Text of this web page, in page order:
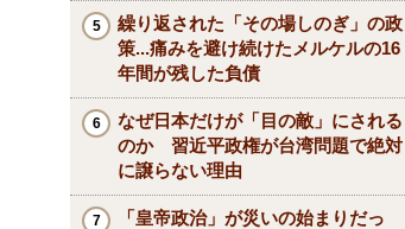
繰り返された「その場しのぎ」の政
策...痛みを避け続けたメルケルの16
年間が残した負債
なぜ日本だけが「目の敵」にされる
のか 習近平政権が台湾問題で絶対
に譲らない理由
「皇帝政治」が災いの始まりだっ